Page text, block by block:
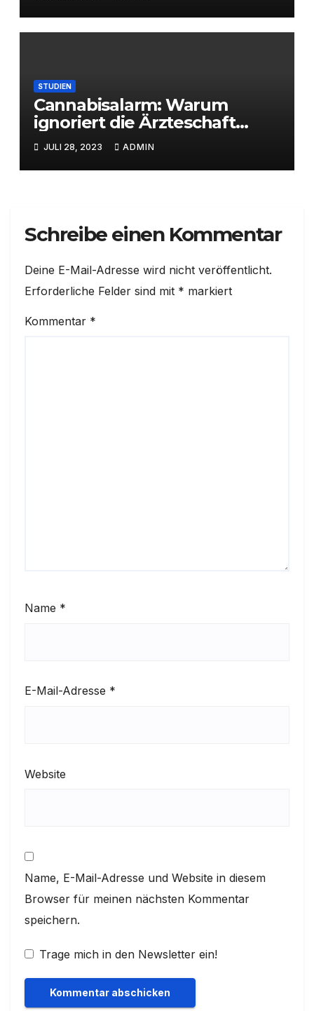
STUDIEN
Cannabisalarm: Warum
ignoriert die Ärzteschaft
wissenschaftliche
Erkenntnisse?
JULI 28, 2023 ADMIN
Schreibe einen Kommentar
Deine E-Mail-Adresse wird nicht veröffentlicht.
Erforderliche Felder sind mit * markiert
Kommentar *
Name *
E-Mail-Adresse *
Website
Name, E-Mail-Adresse und Website in diesem
Browser für meinen nächsten Kommentar
speichern.
Trage mich in den Newsletter ein!